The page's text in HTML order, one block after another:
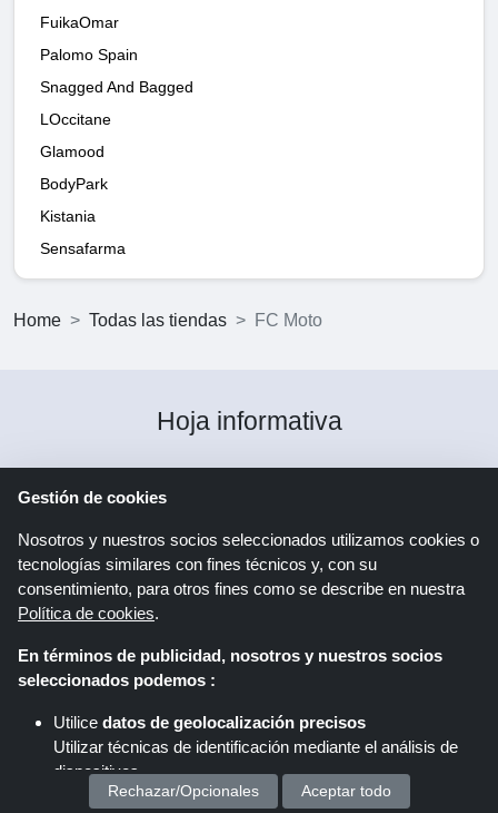
FuikaOmar
Palomo Spain
Snagged And Bagged
LOccitane
Glamood
BodyPark
Kistania
Sensafarma
Home Todas las tiendas FC Moto
Hoja informativa
Al hacer clic en "Registrarse", se registra para recibir
el boletín informativo de Shoppingspout. Puede
encontrar más información en la declaración de
protección de datos.
Síganosen
Gestión de cookies
Nosotros y nuestros socios seleccionados utilizamos cookies o
tecnologías similares con fines técnicos y, con su
consentimiento, para otros fines como se describe en nuestra
Política de cookies.
En términos de publicidad, nosotros y nuestros socios
seleccionados podemos :
Utilice datos de geolocalización precisos
Utilizar técnicas de identificación mediante el análisis de
dispositivos.
Almacenar y/o acceder a información en un dispositivo
Rechazar/Opcionales Aceptar todo